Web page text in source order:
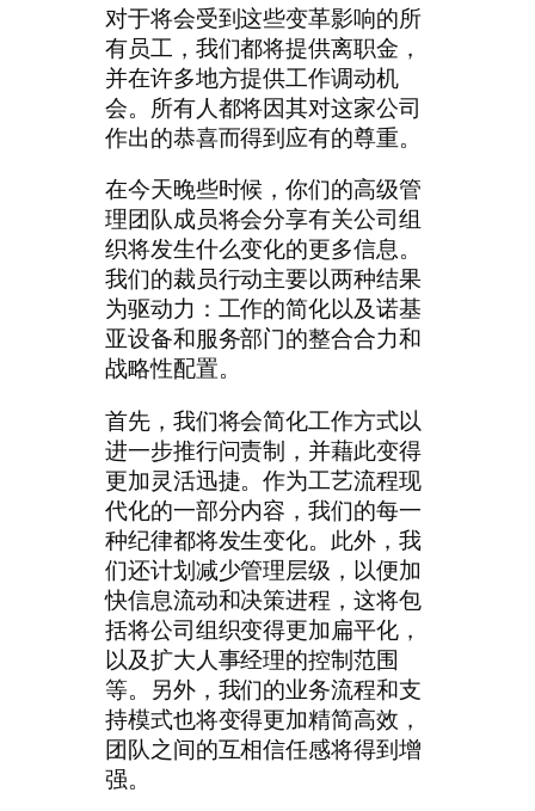
对于将会受到这些变革影响的所
有员工，我们都将提供离职金，
并在许多地方提供工作调动机
会。所有人都将因其对这家公司
作出的恭喜而得到应有的尊重。
在今天晚些时候，你们的高级管
理团队成员将会分享有关公司组
织将发生什么变化的更多信息。
我们的裁员行动主要以两种结果
为驱动力：工作的简化以及诺基
亚设备和服务部门的整合合力和
战略性配置。
首先，我们将会简化工作方式以
进一步推行问责制，并藉此变得
更加灵活迅捷。作为工艺流程现
代化的一部分内容，我们的每一
种纪律都将发生变化。此外，我
们还计划减少管理层级，以便加
快信息流动和决策进程，这将包
括将公司组织变得更加扁平化，
以及扩大人事经理的控制范围
等。另外，我们的业务流程和支
持模式也将变得更加精简高效，
团队之间的互相信任感将得到增
强。